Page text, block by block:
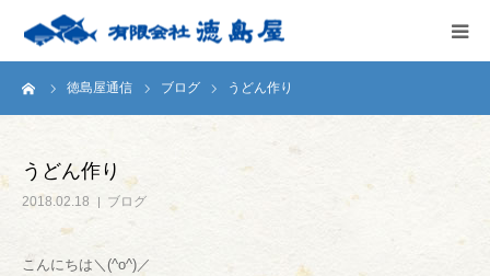
徳島屋通信 ブログ うどん作り
うどん作り
2018.02.18 ブログ
こんにちは＼(^o^)／
HOME